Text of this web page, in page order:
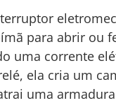
para abrir ou
uma corrente
ela cria um
uma